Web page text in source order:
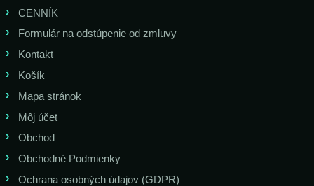
CENNÍK
Formulár na odstúpenie od zmluvy
Kontakt
Košík
Mapa stránok
Môj účet
Obchod
Obchodné Podmienky
Ochrana osobných údajov (GDPR)